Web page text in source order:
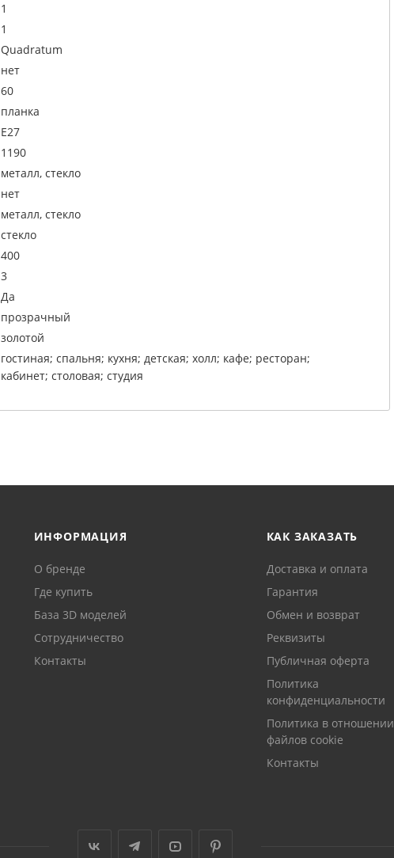
1
1
Quadratum
нет
60
планка
E27
1190
металл, стекло
нет
металл, стекло
стекло
400
3
Да
прозрачный
золотой
гостиная; спальня; кухня; детская; холл; кафе; ресторан;
кабинет; столовая; студия
ИНФОРМАЦИЯ
О бренде
Где купить
База 3D моделей
Сотрудничество
Контакты
КАК ЗАКАЗАТЬ
Доставка и оплата
Гарантия
Обмен и возврат
Реквизиты
Публичная оферта
Политика
конфиденциальности
Политика в отношении
файлов cookie
Контакты